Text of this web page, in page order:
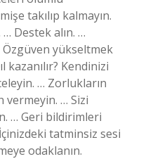
takılıp kalmayın.
… Destek alın. …
yükseltmek
kazanılır? Kendinizi
… Zorlukların
vermeyin. … Sizi
… Geri bildirimleri
tatminsiz sesi
odaklanın.